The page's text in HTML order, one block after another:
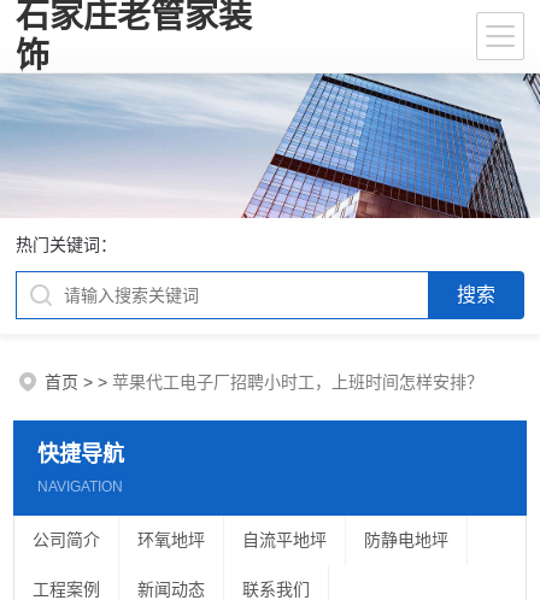
石家庄老管家装
饰
热门关键词：
首页 >>苹果代工电子厂招聘小时工，上班时间怎样安排？
快捷导航
NAVIGATION
公司简介 环氧地坪 自流平地坪 防静电地坪
工程案例 新闻动态 联系我们